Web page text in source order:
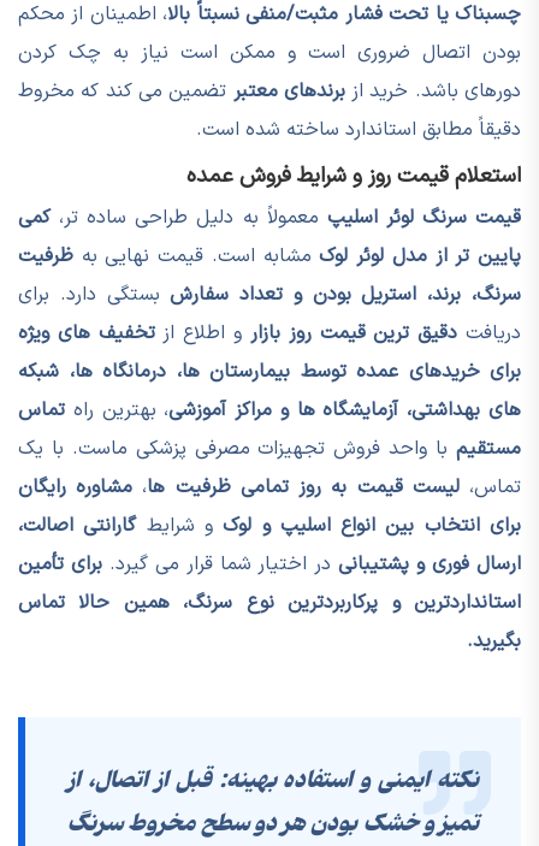
چسبناک یا تحت فشار مثبت/منفی نسبتاً بالا، اطمینان از محکم
بودن اتصال ضروری است و ممکن است نیاز به چک کردن
دورهای باشد. خرید ازبرندهای معتبر تضمین می کند که مخروط
دقیقاً مطابق استاندارد ساخته شده است.
استعلام قیمت روز و شرایط فروش عمده
قیمت سرنگ لوئر اسلیپ معمولاً به دلیل طراحی ساده تر،کمی
پایین تر از مدل لوئر لوکمشابه است. قیمت نهایی به ظرفیت
سرنگ، برند، استریل بودن و تعداد سفارشبستگی دارد. برای
دریافت دقیق ترین قیمت روز بازار و اطلاع ازتخفیف های ویژه
برای خریدهای عمده توسط بیمارستان ها، درمانگاه ها، شبکه
های بهداشتی، آزمایشگاه ها و مراکز آموزشی، بهترین راه تماس
مستقیم با واحد فروش تجهیزات مصرفی پزشکی ماست. با یک
تماس،لیست قیمت به روز تمامی ظرفیت ها، مشاوره رایگان
برای انتخاب بین انواع اسلیپ و لوکو شرایطگارانتی اصالت،
ارسال فوری و پشتیبانیدر اختیار شما قرار می گیرد.برای تأمین
استانداردترین و پرکاربردترین نوع سرنگ، همین حالا تماس
بگیرید.
نکته ایمنی و استفاده بهینه: قبل از اتصال، از
تمیز و خشک بودن هر دو سطح مخروط سرنگ